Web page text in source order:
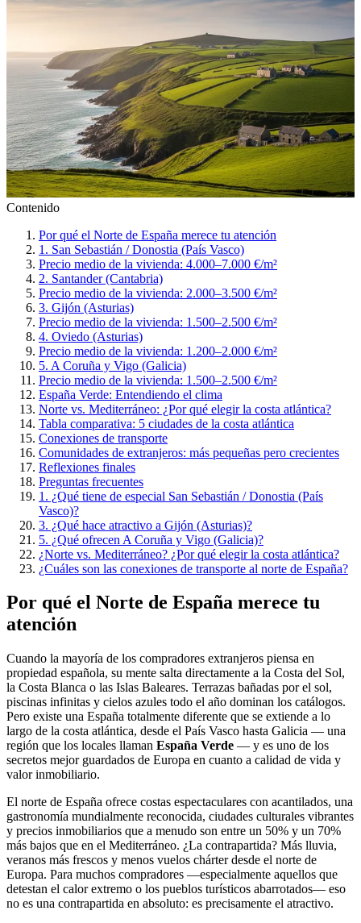
Contenido
Por qué el Norte de España merece tu atención
1. San Sebastián / Donostia (País Vasco)
Precio medio de la vivienda: 4.000–7.000 €/m²
2. Santander (Cantabria)
Precio medio de la vivienda: 2.000–3.500 €/m²
3. Gijón (Asturias)
Precio medio de la vivienda: 1.500–2.500 €/m²
4. Oviedo (Asturias)
Precio medio de la vivienda: 1.200–2.000 €/m²
5. A Coruña y Vigo (Galicia)
Precio medio de la vivienda: 1.500–2.500 €/m²
España Verde: Entendiendo el clima
Norte vs. Mediterráneo: ¿Por qué elegir la costa atlántica?
Tabla comparativa: 5 ciudades de la costa atlántica
Conexiones de transporte
Comunidades de extranjeros: más pequeñas pero crecientes
Reflexiones finales
Preguntas frecuentes
1. ¿Qué tiene de especial San Sebastián / Donostia (País
Vasco)?
3. ¿Qué hace atractivo a Gijón (Asturias)?
5. ¿Qué ofrecen A Coruña y Vigo (Galicia)?
¿Norte vs. Mediterráneo? ¿Por qué elegir la costa atlántica?
¿Cuáles son las conexiones de transporte al norte de España?
Por qué el Norte de España merece tu
atención
Cuando la mayoría de los compradores extranjeros piensa en
propiedad española, su mente salta directamente a la Costa del Sol,
la Costa Blanca o las Islas Baleares. Terrazas bañadas por el sol,
piscinas infinitas y cielos azules todo el año dominan los catálogos.
Pero existe una España totalmente diferente que se extiende a lo
largo de la costa atlántica, desde el País Vasco hasta Galicia — una
región que los locales llaman España Verde — y es uno de los
secretos mejor guardados de Europa en cuanto a calidad de vida y
valor inmobiliario.
El norte de España ofrece costas espectaculares con acantilados, una
gastronomía mundialmente reconocida, ciudades culturales vibrantes
y precios inmobiliarios que a menudo son entre un 50% y un 70%
más bajos que en el Mediterráneo. ¿La contrapartida? Más lluvia,
veranos más frescos y menos vuelos chárter desde el norte de
Europa. Para muchos compradores —especialmente aquellos que
detestan el calor extremo o los pueblos turísticos abarrotados— eso
no es una contrapartida en absoluto: es precisamente el atractivo.